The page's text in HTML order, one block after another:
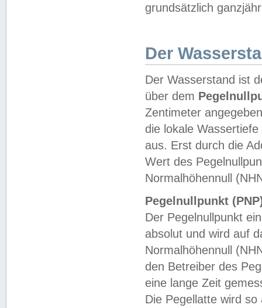
grundsätzlich
Der
Der Wasserstand ist
über dem
Zentimeter
die lokale
aus. Erst durch die
Wert des
Normalhöhennull
Pegelnullpunkt
Der Pegelnullpunkt
absolut und wird auf
Normalhöhennull
den Betreiber des
eine lange Zeit
Die Pegellatte wird